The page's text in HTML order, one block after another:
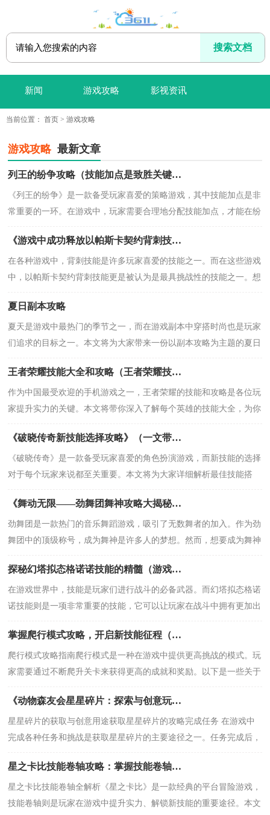
新闻 游戏攻略 影视资讯
当前位置： 首页 > 游戏攻略
游戏攻略 最新文章
列王的纷争攻略（技能加点是致胜关键，这个绝对不能忽视！）
《列王的纷争》是一款备受玩家喜爱的策略游戏，其中技能加点是非
常重要的一环。在游戏中，玩家需要合理地分配技能加点，才能在纷
《游戏中成功释放以帕斯卡契约背刺技能的秘诀》（掌握关键步骤，成为背刺高手）
在各种游戏中，背刺技能是许多玩家喜爱的技能之一。而在这些游戏
中，以帕斯卡契约背刺技能更是被认为是最具挑战性的技能之一。想
夏日副本攻略
夏天是游戏中最热门的季节之一，而在游戏副本中穿搭时尚也是玩家
们追求的目标之一。本文将为大家带来一份以副本攻略为主题的夏日
王者荣耀技能大全和攻略（王者荣耀技能大全、英雄攻略、战略策略一网打尽！）
作为中国最受欢迎的手机游戏之一，王者荣耀的技能和攻略是各位玩
家提升实力的关键。本文将带你深入了解每个英雄的技能大全，为你
《破晓传奇新技能选择攻略》（一文带你解析最佳技能搭配，助你成为顶级战士）
《破晓传奇》是一款备受玩家喜爱的角色扮演游戏，而新技能的选择
对于每个玩家来说都至关重要。本文将为大家详细解析最佳技能搭
《舞动无限——劲舞团舞神攻略大揭秘》（舞神攻略，带你征服舞台，成为舞林高手！）
劲舞团是一款热门的音乐舞蹈游戏，吸引了无数舞者的加入。作为劲
舞团中的顶级称号，成为舞神是许多人的梦想。然而，想要成为舞神
探秘幻塔拟态格诺诺技能的精髓（游戏必备，打造强力战斗利器）
在游戏世界中，技能是玩家们进行战斗的必备武器。而幻塔拟态格诺
诺技能则是一项非常重要的技能，它可以让玩家在战斗中拥有更加出
掌握爬行模式攻略，开启新技能征程（解锁爬行模式攻略，让你在游戏中独步江湖）
爬行模式攻略指南爬行模式是一种在游戏中提供更高挑战的模式。玩
家需要通过不断爬升关卡来获得更高的成就和奖励。以下是一些关于
《动物森友会星星碎片：探索与创意玩法》 （40字内聚焦核心主题）
星星碎片的获取与创意用途获取星星碎片的攻略完成任务 在游戏中
完成各种任务和挑战是获取星星碎片的主要途径之一。任务完成后，
星之卡比技能卷轴攻略：掌握技能卷轴的秘密，成为真正的卡比大师！
星之卡比技能卷轴全解析《星之卡比》是一款经典的平台冒险游戏，
技能卷轴则是玩家在游戏中提升实力、解锁新技能的重要途径。本文